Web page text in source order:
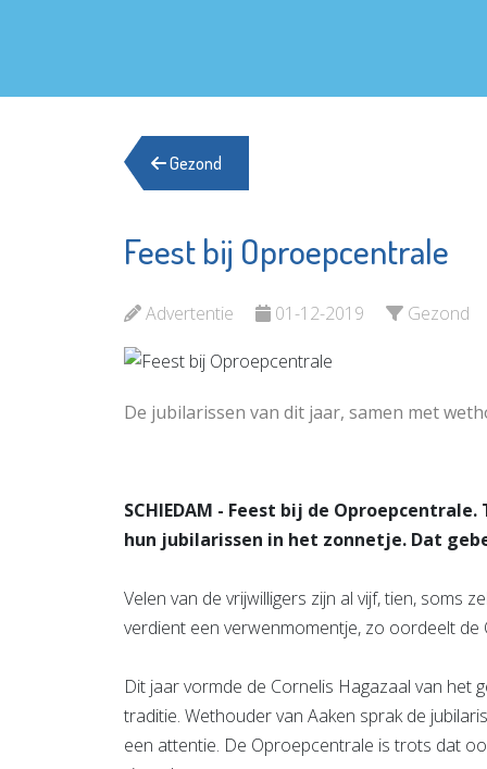
Gezond
Feest bij Oproepcentrale
Advertentie 01-12-2019 Gezond
De jubilarissen van dit jaar, samen met
SCHIEDAM - Feest bij de
hun jubilarissen in het zonnetje. Dat
Velen van de vrijwilligers zijn al vijf, tien, soms
verdient een verwenmomentje, zo oordeelt de
Dit jaar vormde de Cornelis Hagazaal van het
traditie. Wethouder van Aaken sprak de
een attentie. De Oproepcentrale is trots dat
Franciscus St.-
Bekijk de